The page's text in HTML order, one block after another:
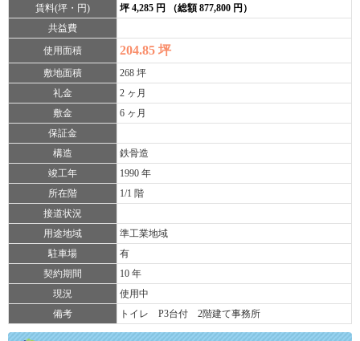
賃料(坪・円)
坪 4,285 円 （総額 877,800 円）
共益費
使用面積
204.85 坪
敷地面積
268 坪
礼金
2 ヶ月
敷金
6 ヶ月
保証金
構造
鉄骨造
竣工年
1990 年
所在階
1/1 階
接道状況
用途地域
準工業地域
駐車場
有
契約期間
10 年
現況
使用中
備考
トイレ P3台付 2階建て事務所